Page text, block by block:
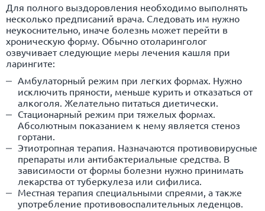
Для полного выздоровления необходимо выполнять
несколько предписаний врача. Следовать им нужно
неукоснительно, иначе болезнь может перейти в
хроническую форму. Обычно отоларинголог
озвучивает следующие меры лечения кашля при
ларингите:
Амбулаторный режим при легких формах. Нужно
исключить пряности, меньше курить и отказаться от
алкоголя. Желательно питаться диетически.
Стационарный режим при тяжелых формах.
Абсолютным показанием к нему является стеноз
гортани.
Этиотропная терапия. Назначаются противовирусные
препараты или антибактериальные средства. В
зависимости от формы болезни нужно принимать
лекарства от туберкулеза или сифилиса.
Местная терапия специальными спреями, а также
употребление противовоспалительных леденцов.